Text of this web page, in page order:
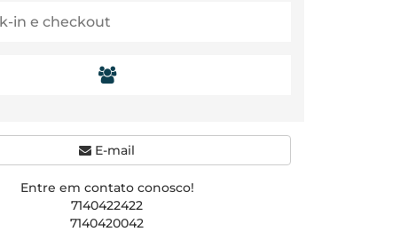
E-mail
Entre em contato conosco!
7140422422
7140420042